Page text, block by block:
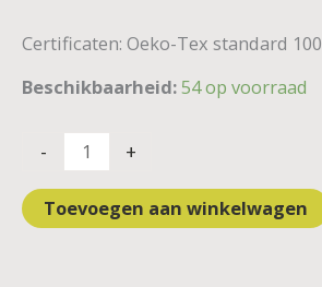
Certificaten: Oeko-Tex standard 100
Beschikbaarheid:54 op voorraad
- +
Toevoegen aan winkelwagen